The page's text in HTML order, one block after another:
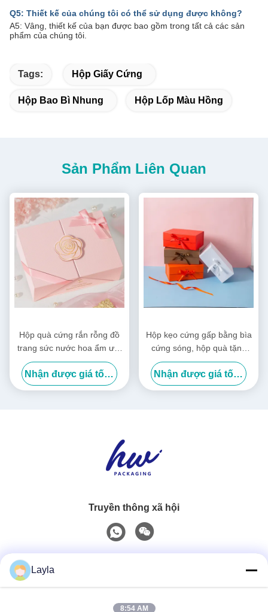
Q5: Thiết kế của chúng tôi có thể sử dụng được không?
A5: Vâng, thiết kế của bạn được bao gồm trong tất cả các sản
phẩm của chúng tôi.
Tags: Hộp Giấy Cứng
Hộp Bao Bì Nhung Hộp Lốp Màu Hồng
Sản Phẩm Liên Quan
Hộp quà cứng rắn rỗng đồ
trang sức nước hoa ẩm ướt
hộp quà tùy chỉnh logo
Nhận được giá tốt nhất
Hộp kẹo cứng gấp bằng bìa
cứng sóng, hộp quà tặng
quần áo cho ngày lễ
Nhận được giá tốt nhất
Truyền thông xã hội
Layla
8:54 AM